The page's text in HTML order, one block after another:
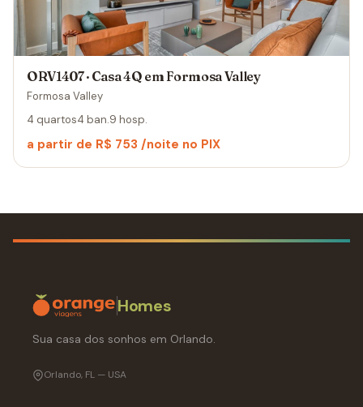
ORV1407 · Casa 4Q em Formosa Valley
Formosa Valley
4 quartos4 ban.9 hosp.
a partir de R$ 753 /noite no PIX
Homes
Sua casa dos sonhos em Orlando.
Orlando, FL — USA